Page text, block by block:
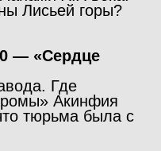
Лисьей горы?
— «Сердце
Где
Акинфия
тюрьма была с